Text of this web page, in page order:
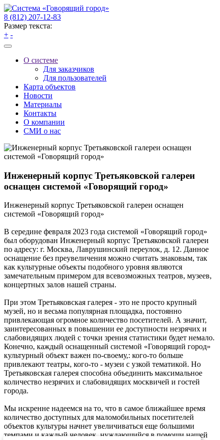
8 (812) 207-12-83
Размер текста:
+ -
О системе
Для заказчиков
Для пользователей
Карта объектов
Новости
Материалы
Контакты
О компании
СМИ о нас
Инженерный корпус Третьяковской галереи
оснащен системой «Говорящий город»
Инженерный корпус Третьяковской галереи оснащен
системой «Говорящий город»
В середине февраля 2023 года системой «Говорящий город»
был оборудован Инженерный корпус Третьяковской галереи
по адресу: г. Москва, Лаврушинский переулок, д. 12. Данное
оснащение без преувеличения можно считать знаковым, так
как культурные объекты подобного уровня являются
замечательным примером для всевозможных театров, музеев,
концертных залов нашей страны.
При этом Третьяковская галерея - это не просто крупный
музей, но и весьма популярная площадка, постоянно
привлекающая огромное количество посетителей. А значит,
заинтересованных в повышении ее доступности незрячих и
слабовидящих людей с точки зрения статистики будет немало.
Конечно, каждый оснащенный системой «Говорящий город»
культурный объект важен по-своему,: кого-то больше
привлекают театры, кого-то - музеи с узкой тематикой. Но
Третьяковская галерея способна объединить максимальное
количество незрячих и слабовидящих москвичей и гостей
города.
Мы искренне надеемся на то, что в самое ближайшее время
количество доступных для маломобильных посетителей
объектов культуры начнет увеличиваться еще большими
темпами и каждый человек, нуждающийся в помощи нашей